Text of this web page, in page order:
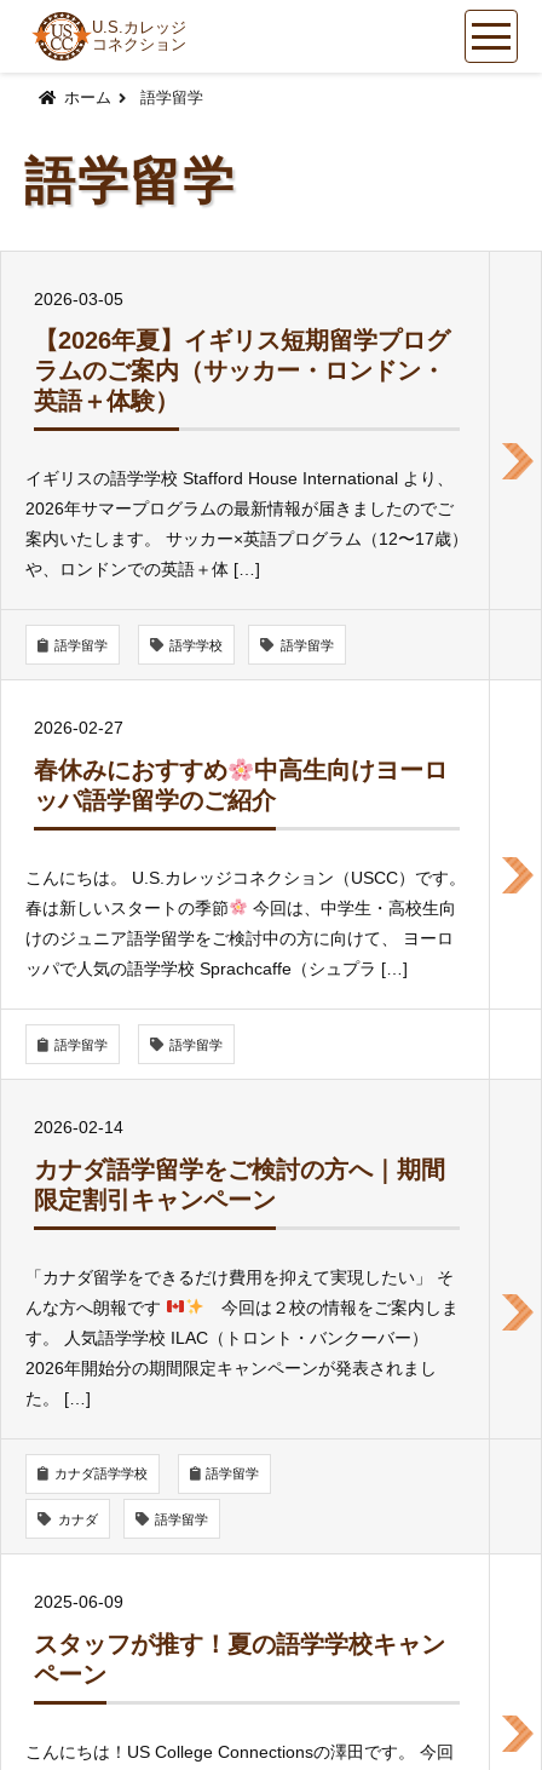
U.S.カレッジ
コネクション
ホーム 語学留学
語学留学
2026-03-05
【2026年夏】イギリス短期留学プログ
ラムのご案内（サッカー・ロンドン・
英語＋体験）
イギリスの語学学校 Stafford House International より、
2026年サマープログラムの最新情報が届きましたのでご
案内いたします。 サッカー×英語プログラム（12〜17歳）
や、ロンドンでの英語＋体 […]
語学留学 語学学校 語学留学
2026-02-27
春休みにおすすめ
中高生向けヨーロ
ッパ語学留学のご紹介
こんにちは。 U.S.カレッジコネクション（USCC）です。
春は新しいスタートの季節
今回は、中学生・高校生向
けのジュニア語学留学をご検討中の方に向けて、 ヨーロ
ッパで人気の語学学校 Sprachcaffe（シュプラ […]
語学留学 語学留学
2026-02-14
カナダ語学留学をご検討の方へ｜期間
限定割引キャンペーン
「カナダ留学をできるだけ費用を抑えて実現したい」 そ
んな方へ朗報です
今回は２校の情報をご案内しま
す。 人気語学学校 ILAC（トロント・バンクーバー）
2026年開始分の期間限定キャンペーンが発表されまし
た。 […]
カナダ語学学校 語学留学
カナダ 語学留学
2025-06-09
スタッフが推す！夏の語学学校キャン
ペーン
こんにちは！US College Connectionsの澤田です。 今回